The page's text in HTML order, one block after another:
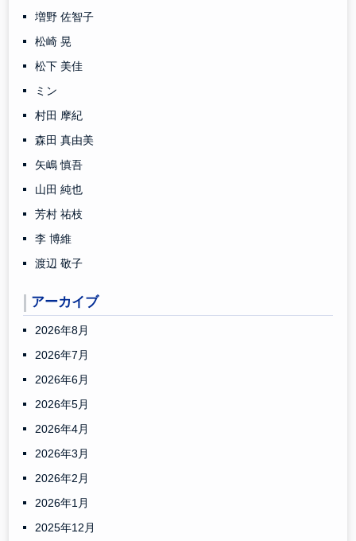
増野 佐智子
松崎 晃
松下 美佳
ミン
村田 摩紀
森田 真由美
矢嶋 慎吾
山田 純也
芳村 祐枝
李 博維
渡辺 敬子
アーカイブ
2026年8月
2026年7月
2026年6月
2026年5月
2026年4月
2026年3月
2026年2月
2026年1月
2025年12月